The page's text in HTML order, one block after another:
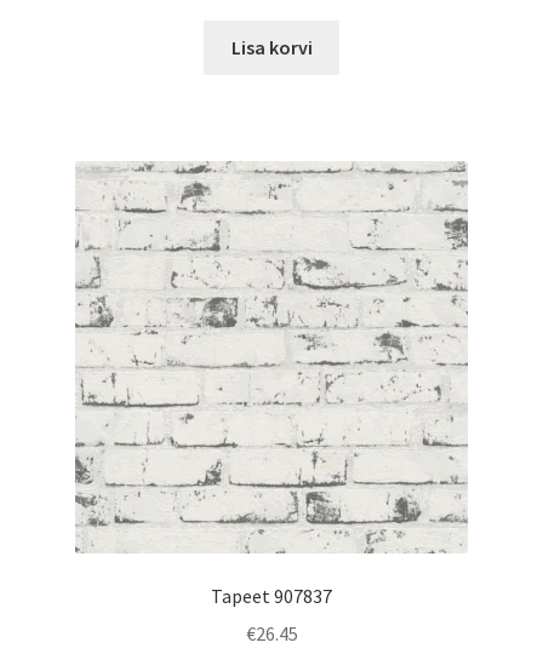
Lisa korvi
Tapeet 907837
€26.45